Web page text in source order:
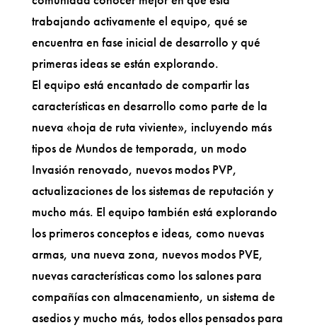
trabajando activamente el equipo, qué se
encuentra en fase inicial de desarrollo y qué
primeras ideas se están explorando.
El equipo está encantado de compartir las
características en desarrollo como parte de la
nueva «hoja de ruta viviente», incluyendo más
tipos de Mundos de temporada, un modo
Invasión renovado, nuevos modos PVP,
actualizaciones de los sistemas de reputación y
mucho más. El equipo también está explorando
los primeros conceptos e ideas, como nuevas
armas, una nueva zona, nuevos modos PVE,
nuevas características como los salones para
compañías con almacenamiento, un sistema de
asedios y mucho más, todos ellos pensados para